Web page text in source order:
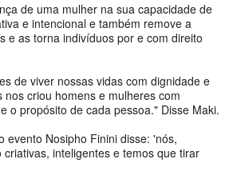
de uma mulher na sua capacidade de
e intencional e também remove a
e as torna indivíduos por e com direito
de viver nossas vidas com dignidade e
nos criou homens e mulheres com
o propósito de cada pessoa." Disse Maki.
evento Nosipho Finini disse: 'nós,
inteligentes e temos que tirar